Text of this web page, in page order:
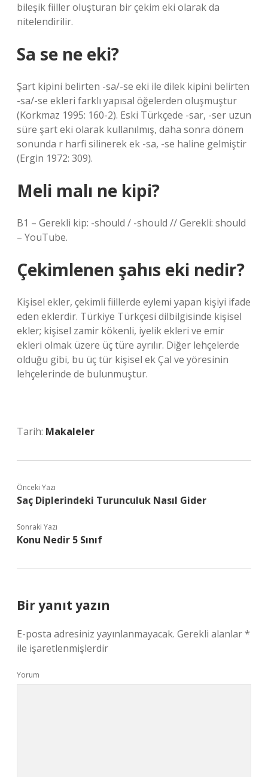
bileşik fiiller oluşturan bir çekim eki olarak da
nitelendirilir.
Sa se ne eki?
Şart kipini belirten -sa/-se eki ile dilek kipini belirten
-sa/-se ekleri farklı yapısal öğelerden oluşmuştur
(Korkmaz 1995: 160-2). Eski Türkçede -sar, -ser uzun
süre şart eki olarak kullanılmış, daha sonra dönem
sonunda r harfi silinerek ek -sa, -se haline gelmiştir
(Ergin 1972: 309).
Meli malı ne kipi?
B1 – Gerekli kip: -should / -should // Gerekli: ​​should
– YouTube.
Çekimlenen şahıs eki nedir?
Kişisel ekler, çekimli fiillerde eylemi yapan kişiyi ifade
eden eklerdir. Türkiye Türkçesi dilbilgisinde kişisel
ekler; kişisel zamir kökenli, iyelik ekleri ve emir
ekleri olmak üzere üç türe ayrılır. Diğer lehçelerde
olduğu gibi, bu üç tür kişisel ek Çal ve yöresinin
lehçelerinde de bulunmuştur.
Tarih: Makaleler
Önceki Yazı
Saç Diplerindeki Turunculuk Nasıl Gider
Sonraki Yazı
Konu Nedir 5 Sınıf
Bir yanıt yazın
E-posta adresiniz yayınlanmayacak. Gerekli alanlar*
ile işaretlenmişlerdir
Yorum